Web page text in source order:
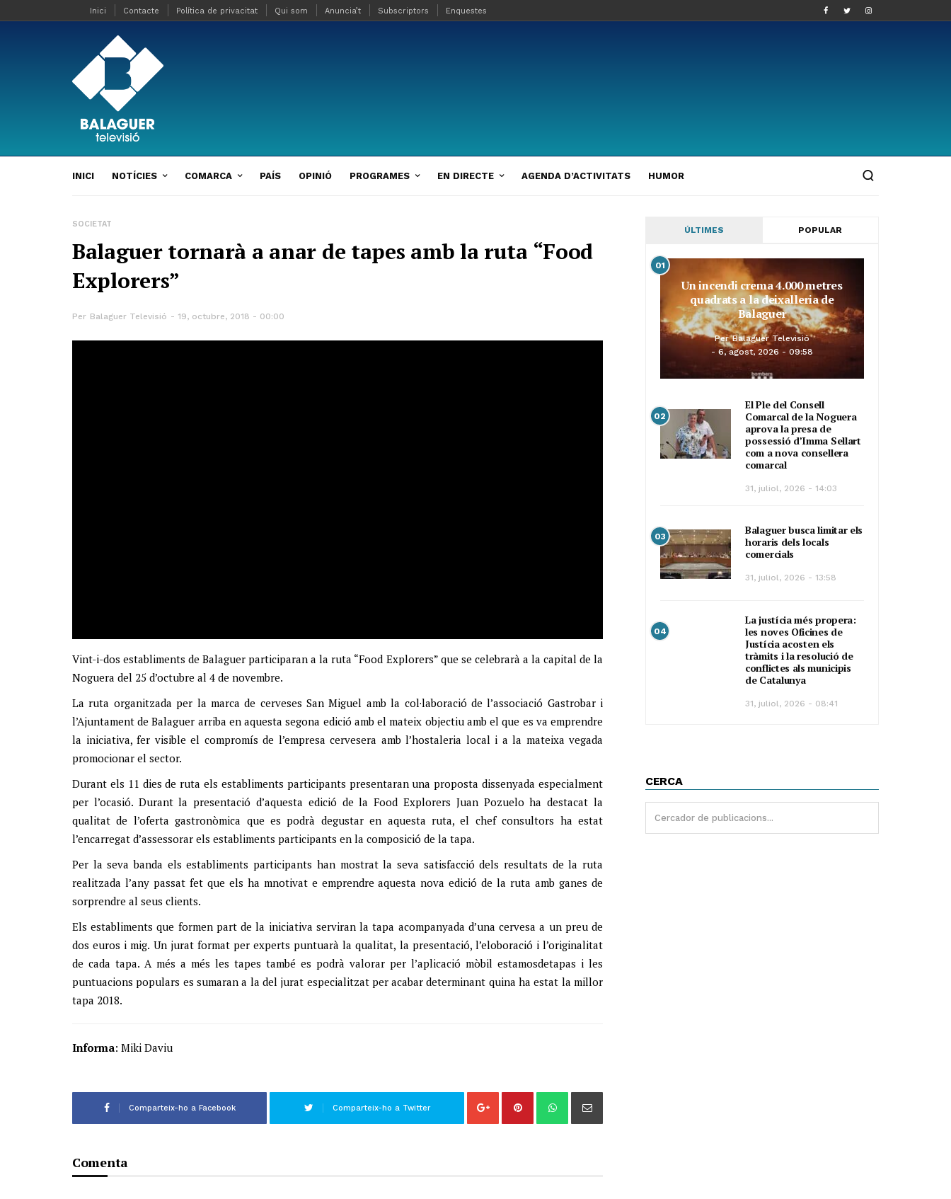
Inici Contacte Política de privacitat Qui som Anuncia’t Subscriptors Enquestes
INICI NOTÍCIES COMARCA PAÍS OPINIÓ PROGRAMES EN DIRECTE AGENDA D’ACTIVITATS HUMOR
SOCIETAT
Balaguer tornarà a anar de tapes amb la ruta “Food
Explorers”
Per Balaguer Televisió 19, octubre, 2018 - 00:00
Vint-i-dos establiments de Balaguer participaran a la ruta “Food Explorers” que se celebrarà a la capital de la
Noguera del 25 d’octubre al 4 de novembre.
La ruta organitzada per la marca de cerveses San Miguel amb la col·laboració de l’associació Gastrobar i
l’Ajuntament de Balaguer arriba en aquesta segona edició amb el mateix objectiu amb el que es va emprendre
la iniciativa, fer visible el compromís de l’empresa cervesera amb l’hostaleria local i a la mateixa vegada
promocionar el sector.
Durant els 11 dies de ruta els establiments participants presentaran una proposta dissenyada especialment
per l’ocasió. Durant la presentació d’aquesta edició de la Food Explorers Juan Pozuelo ha destacat la
qualitat de l’oferta gastronòmica que es podrà degustar en aquesta ruta, el chef consultors ha estat
l’encarregat d’assessorar els establiments participants en la composició de la tapa.
Per la seva banda els establiments participants han mostrat la seva satisfacció dels resultats de la ruta
realitzada l’any passat fet que els ha mnotivat e emprendre aquesta nova edició de la ruta amb ganes de
sorprendre al seus clients.
Els establiments que formen part de la iniciativa serviran la tapa acompanyada d’una cervesa a un preu de
dos euros i mig. Un jurat format per experts puntuarà la qualitat, la presentació, l’eloboració i l’originalitat
de cada tapa. A més a més les tapes també es podrà valorar per l’aplicació mòbil estamosdetapas i les
puntuacions populars es sumaran a la del jurat especialitzat per acabar determinant quina ha estat la millor
tapa 2018.
Informa: Miki Daviu
Comparteix-ho a Facebook Comparteix-ho a Twitter
Comenta
ÚLTIMES POPULAR
01
Un incendi crema 4.000 metres
quadrats a la deixalleria de
Balaguer
Per Balaguer Televisió
6, agost, 2026 - 09:58
02
El Ple del Consell
Comarcal de la Noguera
aprova la presa de
possessió d’Imma Sellart
com a nova consellera
comarcal
31, juliol, 2026 - 14:03
03
Balaguer busca limitar els
horaris dels locals
comercials
31, juliol, 2026 - 13:58
04
La justícia més propera:
les noves Oficines de
Justícia acosten els
tràmits i la resolució de
conflictes als municipis
de Catalunya
31, juliol, 2026 - 08:41
CERCA